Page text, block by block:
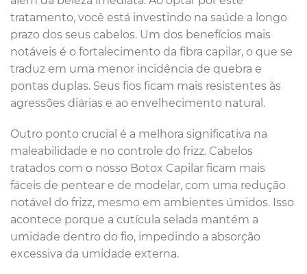
tratamento, você está investindo na saúde a longo
prazo dos seus cabelos. Um dos benefícios mais
notáveis é o fortalecimento da fibra capilar, o que se
traduz em uma menor incidência de quebra e
pontas duplas. Seus fios ficam mais resistentes às
agressões diárias e ao envelhecimento natural.
Outro ponto crucial é a melhora significativa na
maleabilidade e no controle do frizz. Cabelos
tratados com o nosso Botox Capilar ficam mais
fáceis de pentear e de modelar, com uma redução
notável do frizz, mesmo em ambientes úmidos. Isso
acontece porque a cutícula selada mantém a
umidade dentro do fio, impedindo a absorção
excessiva da umidade externa.